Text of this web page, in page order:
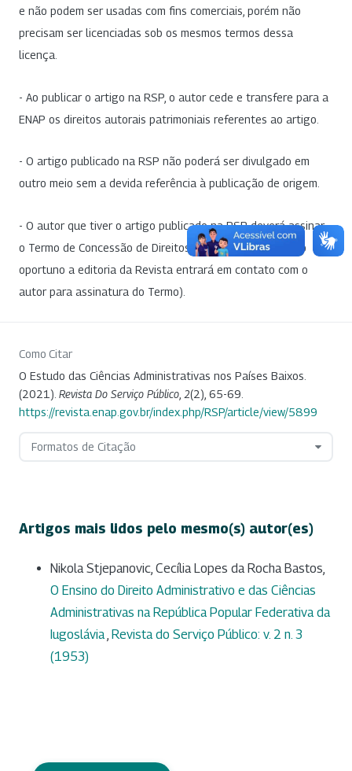
e não podem ser usadas com fins comerciais, porém não
precisam ser licenciadas sob os mesmos termos dessa
licença.
- Ao publicar o artigo na RSP, o autor cede e transfere para a
ENAP os direitos autorais patrimoniais referentes ao artigo.
- O artigo publicado na RSP não poderá ser divulgado em
outro meio sem a devida referência à publicação de origem.
- O autor que tiver o artigo publicado na RSP deverá assinar
o Termo de Concessão de Direitos Autorais (em momento
oportuno a editoria da Revista entrará em contato com o
autor para assinatura do Termo).
Como Citar
O Estudo das Ciências Administrativas nos Países Baixos.
(2021). Revista Do Serviço Público 2(2), 65-69.
https://revista.enap.gov.br/index.php/RSP/article/view/5899
Formatos de Citação
Artigos mais lidos pelo mesmo(s) autor(es)
Nikola Stjepanovic, Cecília Lopes da Rocha Bastos,
O Ensino do Direito Administrativo e das Ciências
Administrativas na República Popular Federativa da
Iugoslávia, Revista do Serviço Público: v. 2 n. 3
(1953)